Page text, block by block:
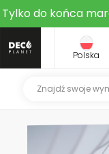
Tylko do końca
Polska